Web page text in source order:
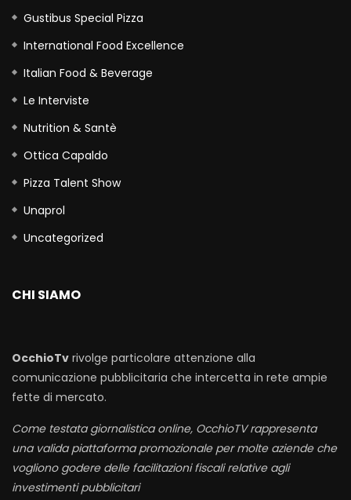
Gustibus Special Pizza
International Food Excellence
Italian Food & Beverage
Le Interviste
Nutrition & Santè
Ottica Capaldo
Pizza Talent Show
Unaprol
Uncategorized
CHI SIAMO
OcchioTv rivolge particolare attenzione alla
comunicazione pubblicitaria che intercetta in rete ampie
fette di mercato.
Come testata giornalistica online, OcchioTV rappresenta
una valida piattaforma promozionale per molte aziende che
vogliono godere delle facilitazioni fiscali relative agli
investimenti pubblicitari